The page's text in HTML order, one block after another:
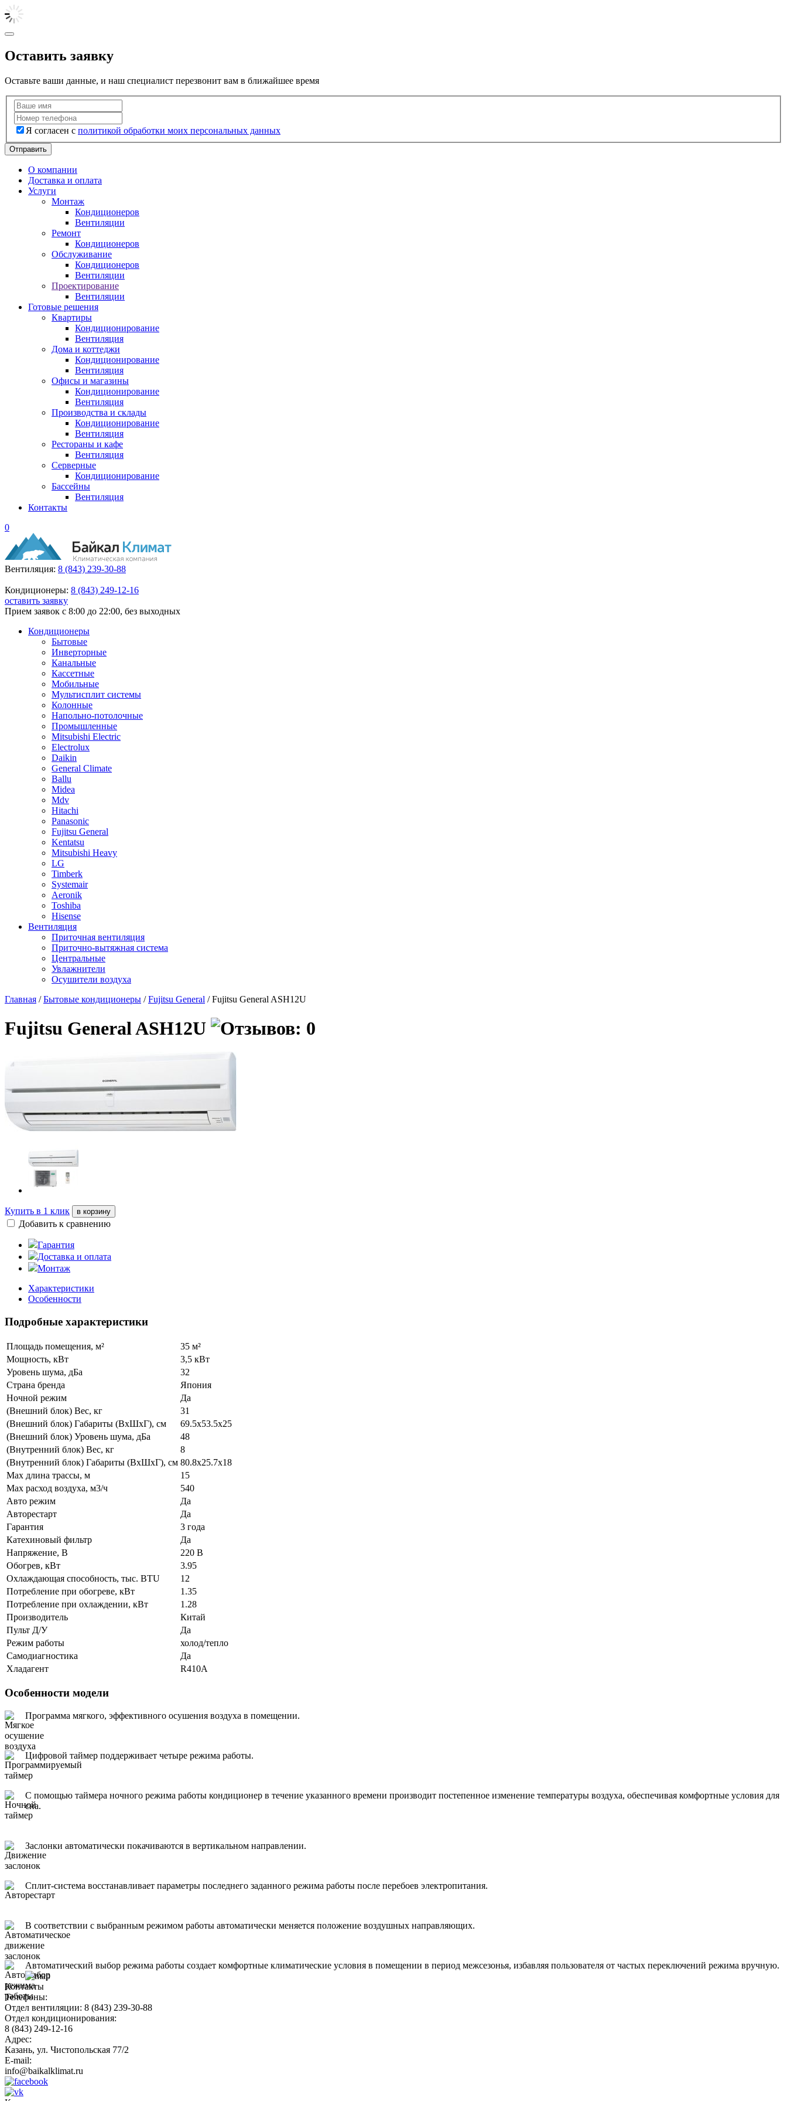
Оставить заявку
Оставьте ваши данные, и наш специалист перезвонит вам в ближайшее время
Я согласен с политикой обработки моих персональных данных
Отправить
О компании
Доставка и оплата
Услуги
Монтаж
Кондиционеров
Вентиляции
Ремонт
Кондиционеров
Обслуживание
Кондиционеров
Вентиляции
Проектирование
Вентиляции
Готовые решения
Квартиры
Кондиционирование
Вентиляция
Дома и коттеджи
Кондиционирование
Вентиляция
Офисы и магазины
Кондиционирование
Вентиляция
Производства и склады
Кондиционирование
Вентиляция
Рестораны и кафе
Вентиляция
Серверные
Кондиционирование
Бассейны
Вентиляция
Контакты
0
Вентиляция: 8 (843) 239-30-88
Кондиционеры: 8 (843) 249-12-16
оставить заявку
Прием заявок с 8:00 до 22:00, без выходных
Кондиционеры
Бытовые
Инверторные
Канальные
Кассетные
Мобильные
Мультисплит системы
Колонные
Напольно-потолочные
Промышленные
Mitsubishi Electric
Electrolux
Daikin
General Climate
Ballu
Midea
Mdv
Hitachi
Panasonic
Fujitsu General
Kentatsu
Mitsubishi Heavy
LG
Timberk
Systemair
Aeronik
Toshiba
Hisense
Вентиляция
Приточная вентиляция
Приточно-вытяжная система
Центральные
Увлажнители
Осушители воздуха
Главная /Бытовые кондиционеры /Fujitsu General / Fujitsu General ASH12U
Fujitsu General ASH12U
Купить в 1 клик в корзину
Добавить к сравнению
Гарантия
Доставка и оплата
Монтаж
Характеристики
Особенности
Подробные характеристики
Площадь помещения, м²
35 м²
Мощность, кВт
3,5 кВт
Уровень шума, дБа
32
Страна бренда
Япония
Ночной режим
Да
(Внешний блок) Вес, кг
31
(Внешний блок) Габариты (ВхШхГ), см
69.5x53.5x25
(Внешний блок) Уровень шума, дБа
48
(Внутренний блок) Вес, кг
8
(Внутренний блок) Габариты (ВхШхГ), см 80.8x25.7x18
Max длина трассы, м
15
Max расход воздуха, м3/ч
540
Авто режим
Да
Авторестарт
Да
Гарантия
3 года
Катехиновый фильтр
Да
Напряжение, В
220 В
Обогрев, кВт
3.95
Охлаждающая способность, тыс. BTU
12
Потребление при обогреве, кВт
1.35
Потребление при охлаждении, кВт
1.28
Производитель
Китай
Пульт Д/У
Да
Режим работы
холод/тепло
Самодиагностика
Да
Хладагент
R410A
Особенности модели
Программа мягкого, эффективного осушения воздуха в помещении.
Цифровой таймер поддерживает четыре режима работы.
С помощью таймера ночного режима работы кондиционер в течение указанного времени производит постепенное изменение температуры воздуха, обеспечивая комфортные условия для
сна.
Заслонки автоматически покачиваются в вертикальном направлении.
Сплит-система восстанавливает параметры последнего заданного режима работы после перебоев электропитания.
В соответствии с выбранным режимом работы автоматически меняется положение воздушных направляющих.
Автоматический выбор режима работы создает комфортные климатические условия в помещении в период межсезонья, избавляя пользователя от частых переключений режима вручную.
Контакты
Телефоны:
Отдел вентиляции: 8 (843) 239-30-88
Отдел кондиционирования:
8 (843) 249-12-16
Адрес:
Казань, ул. Чистопольская 77/2
E-mail:
info@baikalklimat.ru